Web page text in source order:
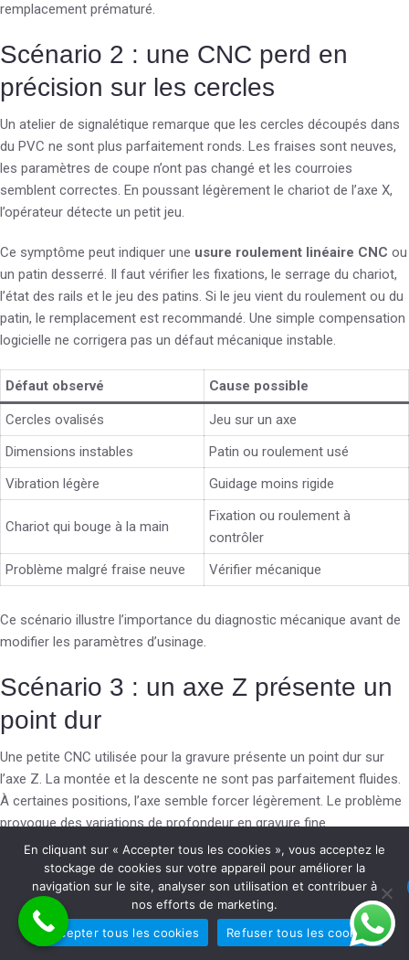
remplacement prématuré.
Scénario 2 : une CNC perd en
précision sur les cercles
Un atelier de signalétique remarque que les cercles découpés dans
du PVC ne sont plus parfaitement ronds. Les fraises sont neuves,
les paramètres de coupe n’ont pas changé et les courroies
semblent correctes. En poussant légèrement le chariot de l’axe X,
l’opérateur détecte un petit jeu.
Ce symptôme peut indiquer une usure roulement linéaire CNC ou
un patin desserré. Il faut vérifier les fixations, le serrage du chariot,
l’état des rails et le jeu des patins. Si le jeu vient du roulement ou du
patin, le remplacement est recommandé. Une simple compensation
logicielle ne corrigera pas un défaut mécanique instable.
Défaut observé Cause possible
Cercles ovalisés
Jeu sur un axe
Dimensions instables
Patin ou roulement usé
Vibration légère
Guidage moins rigide
Chariot qui bouge à la main
Fixation ou roulement à
contrôler
Problème malgré fraise neuve
Vérifier mécanique
Ce scénario illustre l’importance du diagnostic mécanique avant de
modifier les paramètres d’usinage.
Scénario 3 : un axe Z présente un
point dur
Une petite CNC utilisée pour la gravure présente un point dur sur
l’axe Z. La montée et la descente ne sont pas parfaitement fluides.
À certaines positions, l’axe semble forcer légèrement. Le problème
provoque des variations de profondeur en gravure fine.
L’axe Z est particulièrement sensible, car il supporte la broche et
influence directement la profondeur de coupe. Un point dur peut
venir d’un roulement linéaire encrassé, d’un rail marqué, d’une vis
mal alignée ou d’un mauvais montage. Il faut démonter
prudemment, nettoyer, vérifier la fluidité sans la vis d’entraînement si
En cliquant sur « Accepter tous les cookies », vous acceptez le
stockage de cookies sur votre appareil pour améliorer la
navigation sur le site, analyser son utilisation et contribuer à
nos efforts de marketing.
Accepter tous les cookies
Refuser tous les cookies